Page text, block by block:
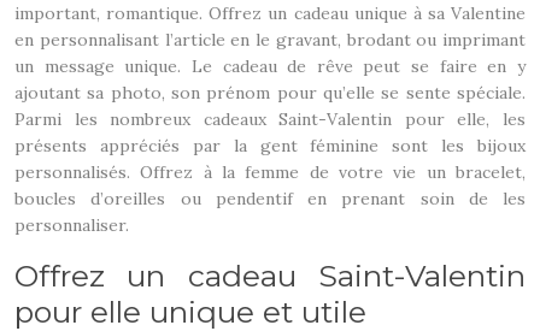
important, romantique. Offrez un cadeau unique à sa Valentine
en personnalisant l’article en le gravant, brodant ou imprimant
un message unique. Le cadeau de rêve peut se faire en y
ajoutant sa photo, son prénom pour qu’elle se sente spéciale.
Parmi les nombreux cadeaux Saint-Valentin pour elle, les
présents appréciés par la gent féminine sont les bijoux
personnalisés. Offrez à la femme de votre vie un bracelet,
boucles d’oreilles ou pendentif en prenant soin de les
personnaliser.
Offrez un cadeau Saint-Valentin
pour elle unique et utile